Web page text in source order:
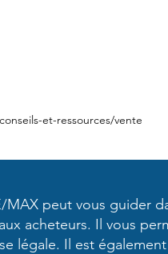
et-ressources/vente
peut vous guider
acheteurs. Il vous
légale. Il est